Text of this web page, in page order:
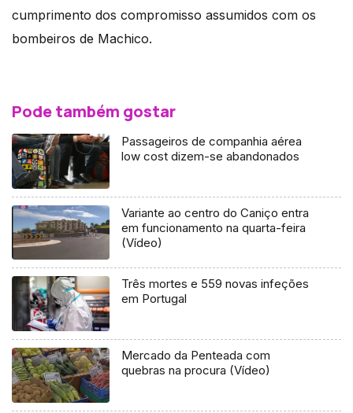
cumprimento dos compromisso assumidos com os
bombeiros de Machico.
Pode também gostar
Passageiros de companhia aérea
low cost dizem-se abandonados
Variante ao centro do Caniço entra
em funcionamento na quarta-feira
(Vídeo)
Três mortes e 559 novas infeções
em Portugal
Mercado da Penteada com
quebras na procura (Vídeo)